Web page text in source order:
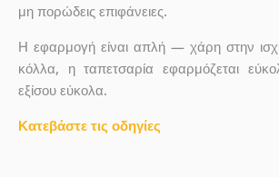
μη πορώδεις επιφάνειες.
Η εφαρμογή είναι απλή — χάρη στην
κόλλα, η ταπετσαρία εφαρμόζεται
εξίσου εύκολα.
Κατεβάστε τις οδηγίες